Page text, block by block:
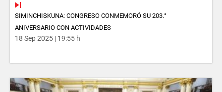
SIMINCHISKUNA: CONGRESO CONMEMORÓ SU 203.°
ANIVERSARIO CON ACTIVIDADES
18 Sep 2025 | 19:55 h